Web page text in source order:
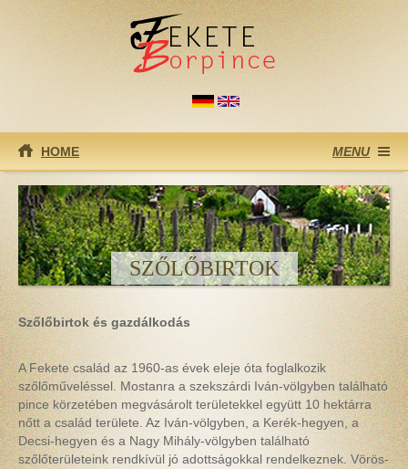
Ugrás a tartalomra
HOME MENU
SZŐLŐBIRTOK
Szőlőbirtok és gazdálkodás
A Fekete család az 1960-as évek eleje óta foglalkozik
szőlőműveléssel. Mostanra a szekszárdi Iván-völgyben található
pince körzetében megvásárolt területekkel együtt 10 hektárra
nőtt a család területe. Az Iván-völgyben, a Kerék-hegyen, a
Decsi-hegyen és a Nagy Mihály-völgyben található
szőlőterületeink rendkívül jó adottságokkal rendelkeznek. Vörös-